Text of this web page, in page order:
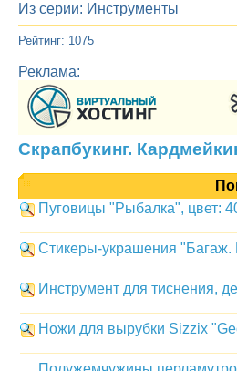
Из серии: Инструменты
Рейтинг: 1075
Реклама:
Скрапбукинг.
Пуговицы "Рыбалка", цвет:
Стикеры-украшения "Багаж.
Инструмент для тиснения,
Ножи для вырубки Sizzix